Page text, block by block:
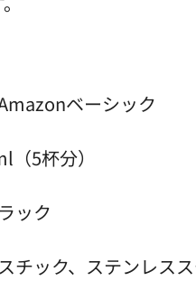
ベーシック
5杯分）
ック
チック、ステンレス